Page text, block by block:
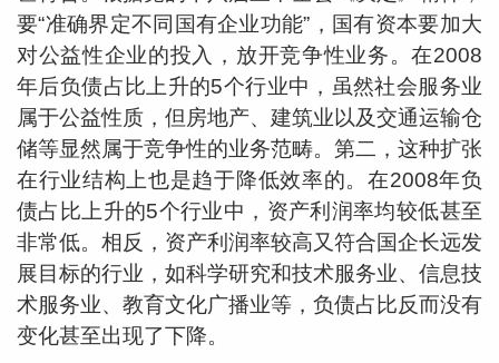
要“准确界定不同国有企业功能”，国有资本要加大
对公益性企业的投入，放开竞争性业务。在2008
年后负债占比上升的5个行业中，虽然社会服务业
属于公益性质，但房地产、建筑业以及交通运输仓
储等显然属于竞争性的业务范畴。第二，这种扩张
在行业结构上也是趋于降低效率的。在2008年负
债占比上升的5个行业中，资产利润率均较低甚至
非常低。相反，资产利润率较高又符合国企长远发
展目标的行业，如科学研究和技术服务业、信息技
术服务业、教育文化广播业等，负债占比反而没有
变化甚至出现了下降。